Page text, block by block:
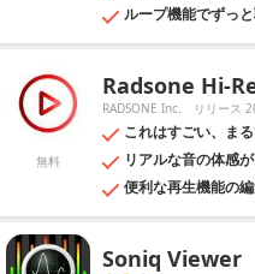
ループ機能でずっ
無料
Radsone Hi-
RADSONE Inc. リリース
これはすごい、ま
リアルな音の体感
便利な再生機能の
Soniq Viewer